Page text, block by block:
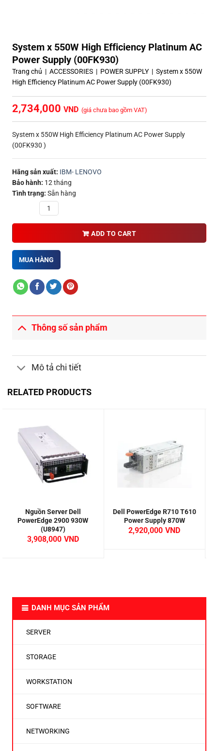
DANH MỤC SẢN PHẨM
SERVER
STORAGE
WORKSTATION
SOFTWARE
NETWORKING
System x 550W High Efficiency Platinum AC
Power Supply (00FK930)
Trang chủ | ACCESSORIES | POWER SUPPLY | System x 550W
High Efficiency Platinum AC Power Supply (00FK930)
2,734,000 (giá chưa bao gồm VAT)
System x 550W High Efficiency Platinum AC Power Supply
(00FK930 )
Hãng sản xuất: IBM- LENOVO
Bảo hành: 12 tháng
Tình trạng: Sẵn hàng
ADD TO CART
MUA HÀNG
Thông số sản phẩm
Mô tả chi tiết
RELATED PRODUCTS
Nguồn Server Dell
PowerEdge 2900 930W
(U8947)
3,908,000
Dell PowerEdge R710 T610
Power Supply 870W
2,920,000